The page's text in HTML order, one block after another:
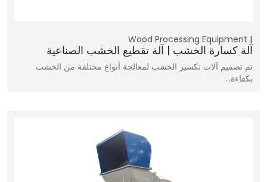
Wood Processing Equipment
آلة كسارة الخشب | آلة تقطيع الخشب الصناعية
تم تصميم آلات تكسير الخشب لمعالجة أنواع مختلفة من الخشب
بكفاءة...